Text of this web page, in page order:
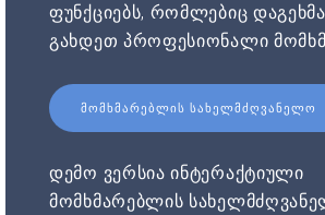
ფუნქციებს, რომლებიც
გახდეთ პროფესიონალი
ᲛᲝᲛᲮᲛᲐᲠᲔᲑᲚᲘᲡ ᲡᲐᲮᲔᲚᲛᲫᲦᲕᲐᲜᲔᲚᲝ
დემო ვერსია ინტერაქტიული
მომხმარებლის